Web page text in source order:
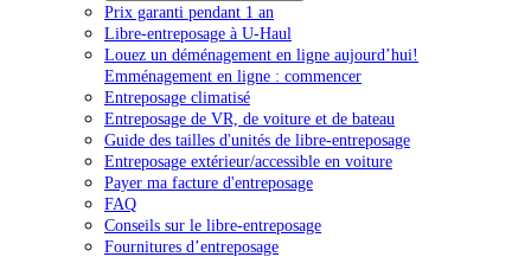
Prix garanti pendant 1 an
Libre-entreposage à U-Haul
Louez un déménagement en ligne aujourd’hui!
Emménagement en ligne : commencer
Entreposage climatisé
Entreposage de VR, de voiture et de bateau
Guide des tailles d'unités de libre-entreposage
Entreposage extérieur/accessible en voiture
Payer ma facture d'entreposage
FAQ
Conseils sur le libre-entreposage
Fournitures d’entreposage